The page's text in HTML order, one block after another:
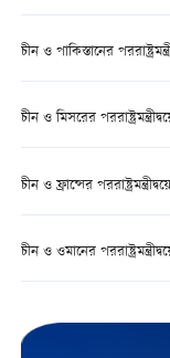
চীন ও পাকিস্তানের
চীন ও মিসরের
চীন ও ফ্রান্সের
চীন ও ওমানের